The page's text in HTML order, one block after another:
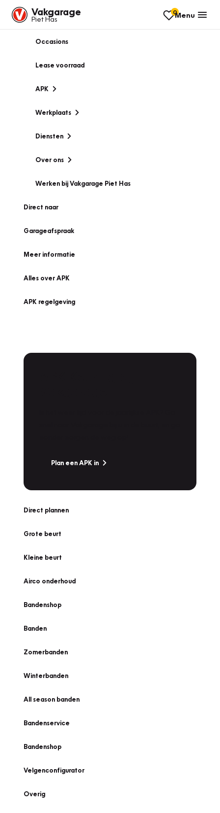
Vakgarage
Piet Has
0Menu
Occasions
Lease voorraad
APK
Werkplaats
Diensten
Over ons
Werken bij Vakgarage Piet Has
Direct naar
Garageafspraak
Meer informatie
Alles over APK
APK regelgeving
Plan een APK in
Direct plannen
Grote beurt
Kleine beurt
Airco onderhoud
Bandenshop
Banden
Zomerbanden
Winterbanden
All season banden
Bandenservice
Bandenshop
Velgenconfigurator
Overig